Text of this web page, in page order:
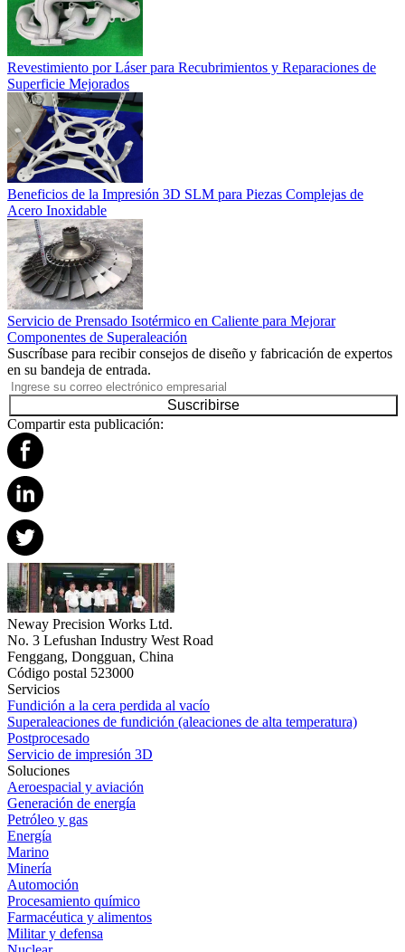
Revestimiento por Láser para Recubrimientos y Reparaciones de
Superficie Mejorados
Beneficios de la Impresión 3D SLM para Piezas Complejas de
Acero Inoxidable
Servicio de Prensado Isotérmico en Caliente para Mejorar
Componentes de Superaleación
Suscríbase para recibir consejos de diseño y fabricación de expertos
en su bandeja de entrada.
Suscribirse
Compartir esta publicación:
Neway Precision Works Ltd.
No. 3 Lefushan Industry West Road
Fenggang, Dongguan, China
Código postal 523000
Servicios
Fundición a la cera perdida al vacío
Superaleaciones de fundición (aleaciones de alta temperatura)
Postprocesado
Servicio de impresión 3D
Soluciones
Aeroespacial y aviación
Generación de energía
Petróleo y gas
Energía
Marino
Minería
Automoción
Procesamiento químico
Farmacéutica y alimentos
Militar y defensa